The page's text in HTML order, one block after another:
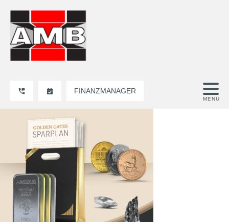
FINANZMANAGER